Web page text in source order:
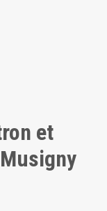
et